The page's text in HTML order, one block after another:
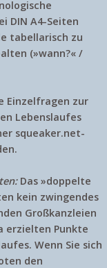
DIN A4-Seiten
tabellarisch zu
(»wann?« /
Einzelfragen zur
Lebenslaufes
squeaker.net-
Das »doppelte
kein zwingendes
Großkanzleien
erzielten Punkte
Wenn Sie sich
den